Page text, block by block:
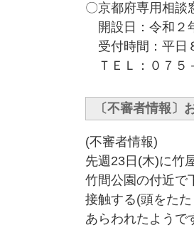
〇京都府専用相談
開設日：令和２
受付時間：平日
ＴＥＬ：０７５
〔不審者情報〕
(不審者情報)
先週23日(木)に竹
竹間公園の付近で
接触する(頭をた
あらわれたようで